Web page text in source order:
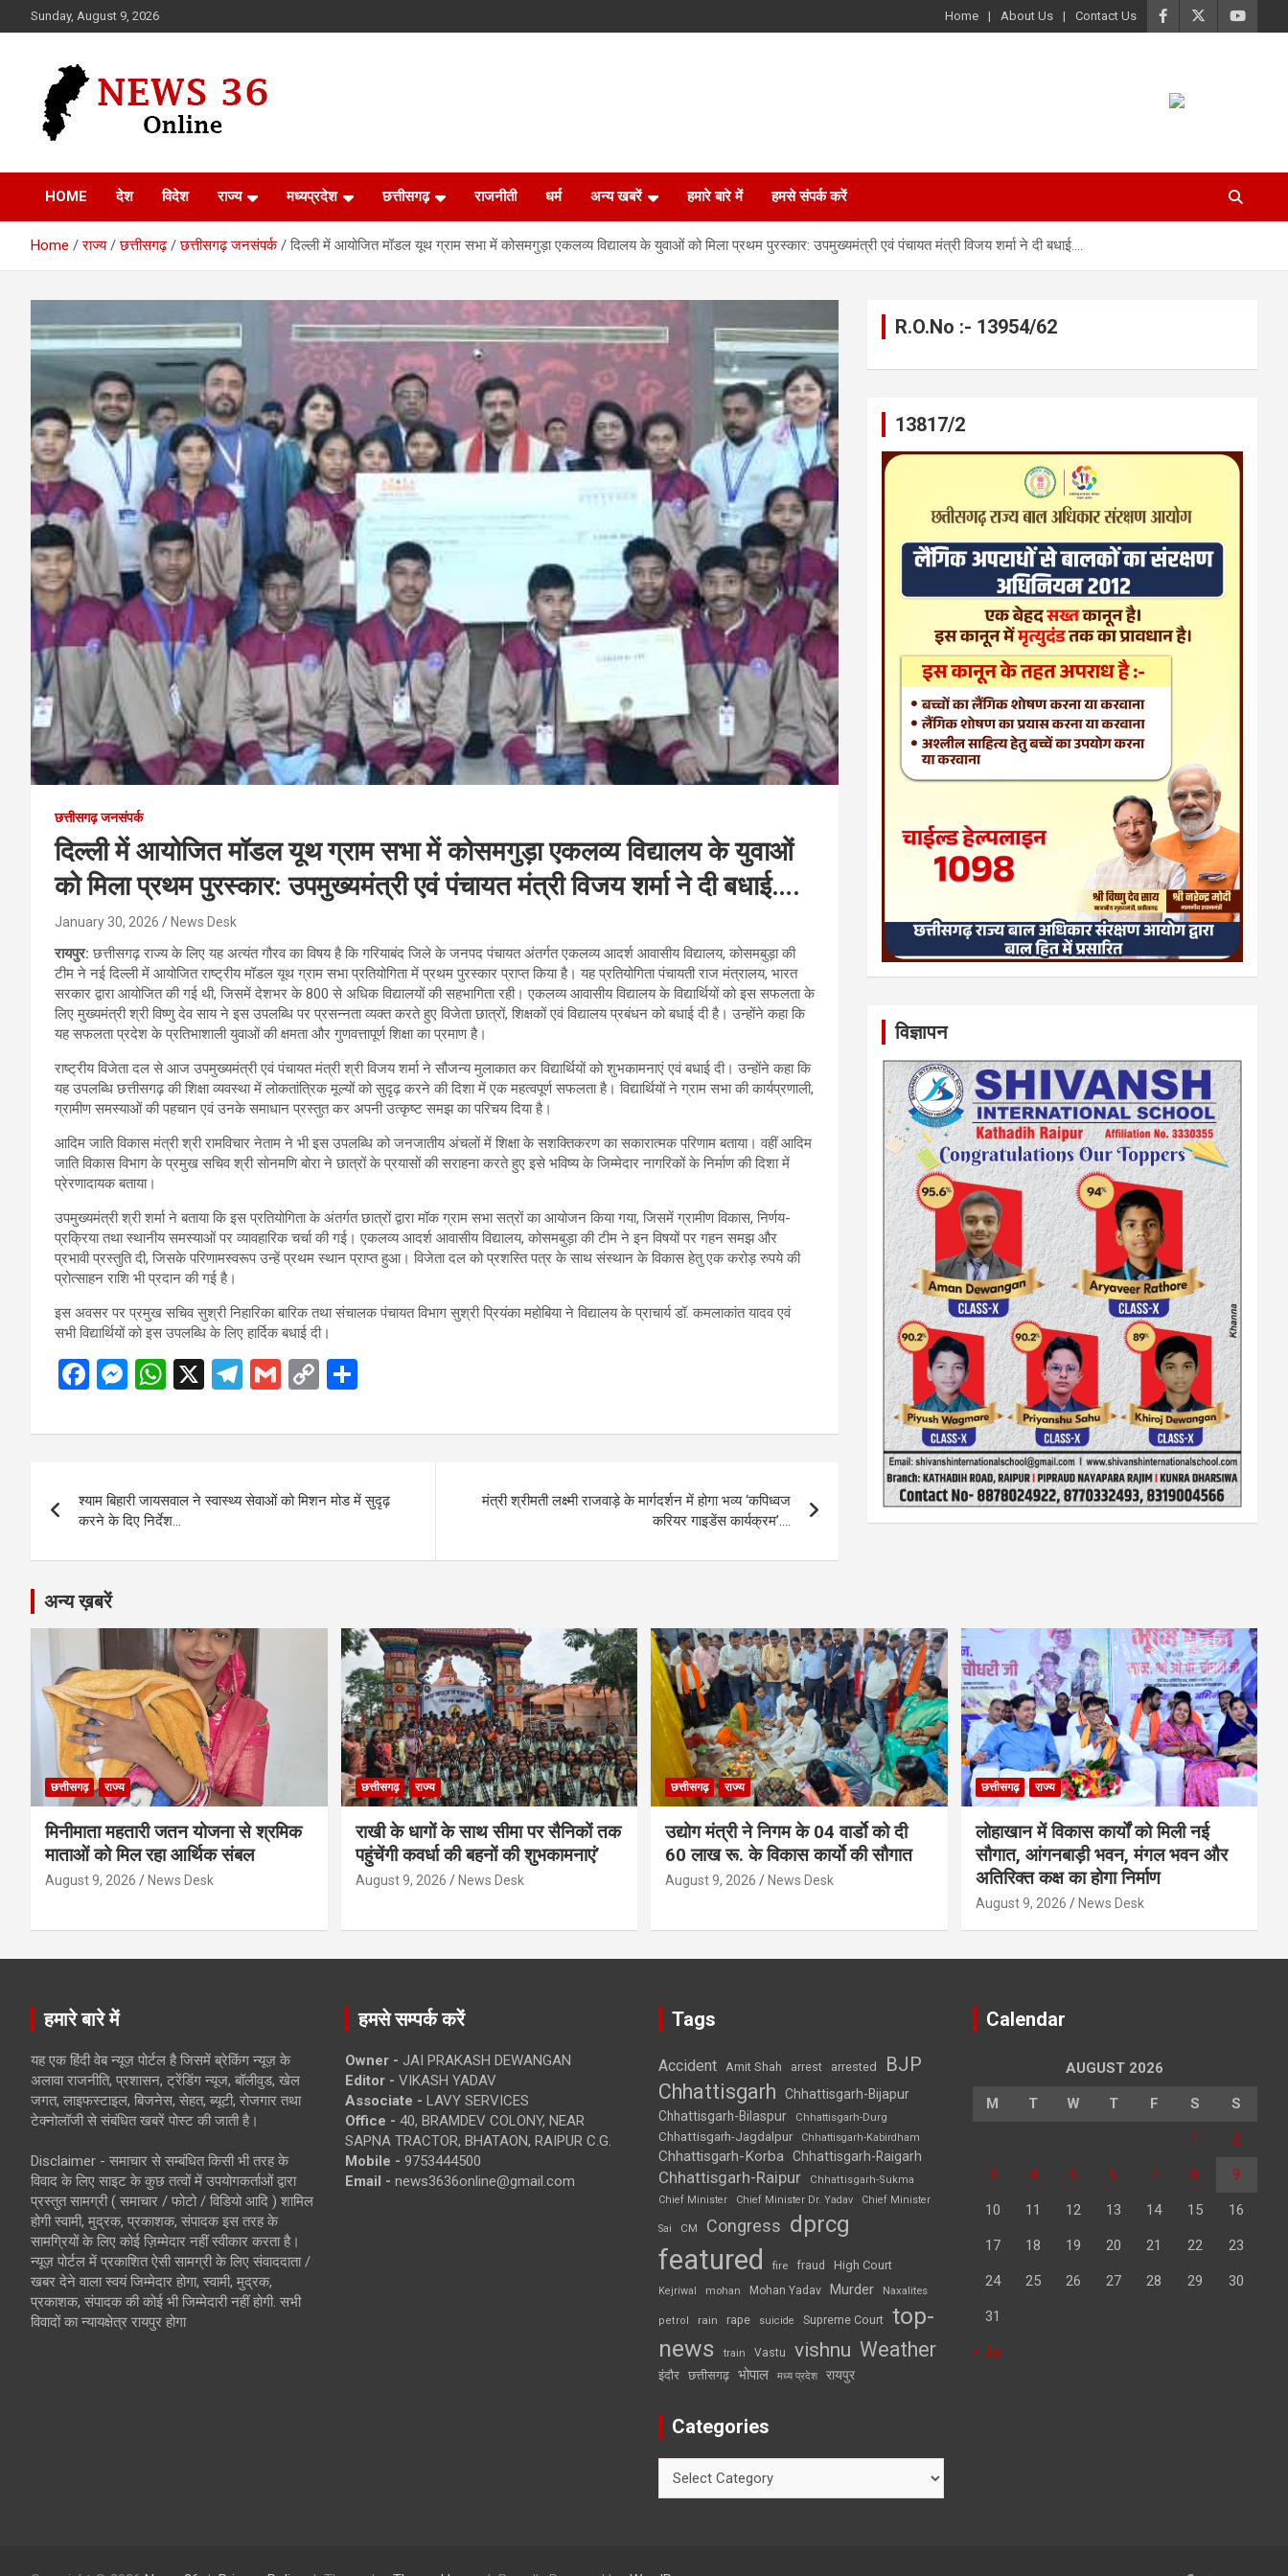
to
Sunday, August 9, 2026 Home About Us Contact Us
News 36
HOME देश विदेश राज्य मध्यप्रदेश छत्तीसगढ़ राजनीती धर्म अन्य खबरें हमारे बारे में हमसे संपर्क करें
Home राज्य छत्तीसगढ़ छत्तीसगढ़ जनसंपर्क दिल्ली में आयोजित मॉडल यूथ ग्राम सभा में कोसमगुड़ा एकलव्य विद्यालय के युवाओं को मिला प्रथम पुरस्कार: उपमुख्यमंत्री एवं पंचायत मंत्री विजय शर्मा ने दी बधाई….
छत्तीसगढ़ जनसंपर्क
दिल्ली में आयोजित मॉडल यूथ ग्राम सभा में कोसमगुड़ा एकलव्य विद्यालय के युवाओं
को मिला प्रथम पुरस्कार: उपमुख्यमंत्री एवं पंचायत मंत्री विजय शर्मा ने दी बधाई….
January 30, 2026 News Desk
रायपुर:छत्तीसगढ़ राज्य के लिए यह अत्यंत गौरव का विषय है कि गरियाबंद जिले के जनपद पंचायत अंतर्गत एकलव्य आदर्श आवासीय विद्यालय, कोसमबुड़ा की
टीम ने नई दिल्ली में आयोजित राष्ट्रीय मॉडल यूथ ग्राम सभा प्रतियोगिता में प्रथम पुरस्कार प्राप्त किया है। यह प्रतियोगिता पंचायती राज मंत्रालय, भारत
सरकार द्वारा आयोजित की गई थी, जिसमें देशभर के 800 से अधिक विद्यालयों की सहभागिता रही। एकलव्य आवासीय विद्यालय के विद्यार्थियों को इस सफलता के
लिए मुख्यमंत्री श्री विष्णु देव साय ने इस उपलब्धि पर प्रसन्नता व्यक्त करते हुए विजेता छात्रों, शिक्षकों एवं विद्यालय प्रबंधन को बधाई दी है। उन्होंने कहा कि
यह सफलता प्रदेश के प्रतिभाशाली युवाओं की क्षमता और गुणवत्तापूर्ण शिक्षा का प्रमाण है।
राष्ट्रीय विजेता दल से आज उपमुख्यमंत्री एवं पंचायत मंत्री श्री विजय शर्मा ने सौजन्य मुलाकात कर विद्यार्थियों को शुभकामनाएं एवं बधाई दी। उन्होंने कहा कि
यह उपलब्धि छत्तीसगढ़ की शिक्षा व्यवस्था में लोकतांत्रिक मूल्यों को सुदृढ़ करने की दिशा में एक महत्वपूर्ण सफलता है। विद्यार्थियों ने ग्राम सभा की कार्यप्रणाली,
ग्रामीण समस्याओं की पहचान एवं उनके समाधान प्रस्तुत कर अपनी उत्कृष्ट समझ का परिचय दिया है।
आदिम जाति विकास मंत्री श्री रामविचार नेताम ने भी इस उपलब्धि को जनजातीय अंचलों में शिक्षा के सशक्तिकरण का सकारात्मक परिणाम बताया। वहीं आदिम
जाति विकास विभाग के प्रमुख सचिव श्री सोनमणि बोरा ने छात्रों के प्रयासों की सराहना करते हुए इसे भविष्य के जिम्मेदार नागरिकों के निर्माण की दिशा में
प्रेरणादायक बताया।
उपमुख्यमंत्री श्री शर्मा ने बताया कि इस प्रतियोगिता के अंतर्गत छात्रों द्वारा मॉक ग्राम सभा सत्रों का आयोजन किया गया, जिसमें ग्रामीण विकास, निर्णय-
प्रक्रिया तथा स्थानीय समस्याओं पर व्यावहारिक चर्चा की गई। एकलव्य आदर्श आवासीय विद्यालय, कोसमबुड़ा की टीम ने इन विषयों पर गहन समझ और
प्रभावी प्रस्तुति दी, जिसके परिणामस्वरूप उन्हें प्रथम स्थान प्राप्त हुआ। विजेता दल को प्रशस्ति पत्र के साथ संस्थान के विकास हेतु एक करोड़ रुपये की
प्रोत्साहन राशि भी प्रदान की गई है।
इस अवसर पर प्रमुख सचिव सुश्री निहारिका बारिक तथा संचालक पंचायत विभाग सुश्री प्रियंका महोबिया ने विद्यालय के प्राचार्य डॉ. कमलाकांत यादव एवं
सभी विद्यार्थियों को इस उपलब्धि के लिए हार्दिक बधाई दी।
F
ce
o
o
k
M
se
g
er
W
at
A
p
p
X
T
e
a
G
ail
C
py
n
ar
navigation
श्याम बिहारी जायसवाल ने स्वास्थ्य सेवाओं को मिशन मोड में सुदृढ़
करने के दिए निर्देश…
मंत्री श्रीमती लक्ष्मी राजवाड़े के मार्गदर्शन में होगा भव्य ‘कपिध्वज
करियर गाइडेंस कार्यक्रम’….
R.O.No :- 13954/62
13817/2
विज्ञापन
अन्य ख़बरें
छत्तीसगढ़ राज्य
मिनीमाता महतारी जतन योजना से श्रमिक
माताओं को मिल रहा आर्थिक संबल
August 9, 2026 News Desk
छत्तीसगढ़ राज्य
राखी के धागों के साथ सीमा पर सैनिकों तक
पहुंचेंगी कवर्धा की बहनों की शुभकामनाएं’
August 9, 2026 News Desk
छत्तीसगढ़ राज्य
उद्योग मंत्री ने निगम के 04 वार्डाे को दी
60 लाख रू. के विकास कार्याे की सौगात
August 9, 2026 News Desk
छत्तीसगढ़ राज्य
लोहाखान में विकास कार्यों को मिली नई
सौगात, आंगनबाड़ी भवन, मंगल भवन और
अतिरिक्त कक्ष का होगा निर्माण
August 9, 2026 News Desk
हमारे बारे में
यह एक हिंदी वेब न्यूज़ पोर्टल है जिसमें ब्रेकिंग न्यूज़ के
अलावा राजनीति, प्रशासन, ट्रेंडिंग न्यूज, बॉलीवुड, खेल
जगत, लाइफस्टाइल, बिजनेस, सेहत, ब्यूटी, रोजगार तथा
टेक्नोलॉजी से संबंधित खबरें पोस्ट की जाती है।
Disclaimer - समाचार से सम्बंधित किसी भी तरह के
विवाद के लिए साइट के कुछ तत्वों में उपयोगकर्ताओं द्वारा
प्रस्तुत सामग्री ( समाचार / फोटो / विडियो आदि ) शामिल
होगी स्वामी, मुद्रक, प्रकाशक, संपादक इस तरह के
सामग्रियों के लिए कोई ज़िम्मेदार नहीं स्वीकार करता है।
न्यूज़ पोर्टल में प्रकाशित ऐसी सामग्री के लिए संवाददाता /
खबर देने वाला स्वयं जिम्मेदार होगा, स्वामी, मुद्रक,
प्रकाशक, संपादक की कोई भी जिम्मेदारी नहीं होगी. सभी
विवादों का न्यायक्षेत्र रायपुर होगा
हमसे सम्पर्क करें
Owner - JAI PRAKASH DEWANGAN
Editor - VIKASH YADAV
Associate - LAVY SERVICES
Office - 40, BRAMDEV COLONY, NEAR
SAPNA TRACTOR, BHATAON, RAIPUR C.G.
Mobile - 9753444500
Email - news3636online@gmail.com
Tags
Accident Amit Shah arrest arrested BJP
Chhattisgarh
Chhattisgarh-Bijapur
Chhattisgarh-Bilaspur
Chhattisgarh-Durg
Chhattisgarh-Jagdalpur Chhattisgarh-Kabirdham
Chhattisgarh-Korba Chhattisgarh-Raigarh
Chhattisgarh-Raipur
Chhattisgarh-Sukma
Chief Minister
Chief Minister Dr. Yadav Chief Minister
Sai CM Congress dprcg
featured fire fraud High Court
Kejriwal mohan Mohan Yadav Murder Naxalites
petrol rain rape suicide Supreme Court top-
news
train Vastu vishnu Weather
इंदौर छत्तीसगढ़ भोपाल मध्य प्रदेश रायपुर
Categories
Calendar
AUGUST 2026
M T W T F S S
1 2
3 4 5 6 7 8 9
10 11 12 13 14 15 16
17 18 19 20 21 22 23
24 25 26 27 28 29 30
31
« Jul